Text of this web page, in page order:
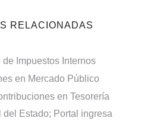
RELACIONADAS
de Impuestos Internos
en Mercado Público
en Tesorería
del Estado; Portal ingresa